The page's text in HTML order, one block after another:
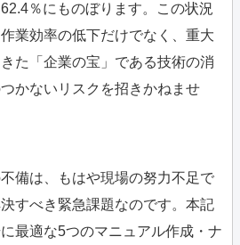
％にものぼります。この状況
業効率の低下だけでなく、重大
た「企業の宝」である技術の消
かないリスクを招きかねませ
備は、もはや現場の努力不足で
すべき緊急課題なのです。本記
最適な5つのマニュアル作成・ナ